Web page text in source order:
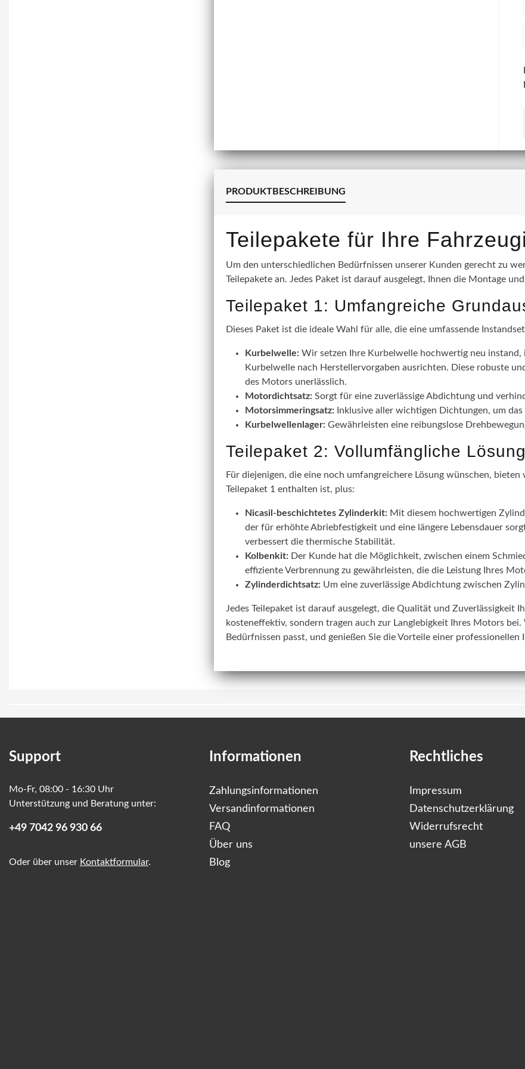
PRODUKTBESCHREIBUNG
Teilepakete für Ihre
Um den unterschiedlichen Bedürfnissen unserer Kunden gerecht zu
Teilepakete an. Jedes Paket ist darauf ausgelegt, Ihnen die Montage
Teilepaket 1: Umfangreiche
Dieses Paket ist die ideale Wahl für alle, die eine umfassende
Kurbelwelle: Wir setzen Ihre Kurbelwelle hochwertig neu
Kurbelwelle nach Herstellervorgaben ausrichten. Diese robuste
des Motors unerlässlich.
Motordichtsatz: Sorgt für eine zuverlässige Abdichtung und
Motorsimmeringsatz: Inklusive aller wichtigen Dichtungen, um
Kurbelwellenlager: Gewährleisten eine reibungslose
Teilepaket 2: Vollumfängliche Lösung
Für diejenigen, die eine noch umfangreichere Lösung wünschen,
Teilepaket 1 enthalten ist, plus:
Nicasil-beschichtetes Zylinderkit: Mit diesem hochwertigen
der für erhöhte Abriebfestigkeit und eine längere Lebensdauer
verbessert die thermische Stabilität.
Kolbenkit: Der Kunde hat die Möglichkeit, zwischen einem
effiziente Verbrennung zu gewährleisten, die die Leistung Ihres
Zylinderdichtsatz: Um eine zuverlässige Abdichtung zwischen
Jedes Teilepaket ist darauf ausgelegt, die Qualität und Zuverlässigkeit
kosteneffektiv, sondern tragen auch zur Langlebigkeit Ihres Motors bei.
Bedürfnissen passt, und genießen Sie die Vorteile einer professionellen
Support
Mo-Fr, 08:00 - 16:30 Uhr
Unterstützung und Beratung unter:
+49 7042 96 930 66
Oder über unser Kontaktformular.
Informationen
Zahlungsinformationen
Versandinformationen
FAQ
Über uns
Blog
Rechtliches
Impressum
Datenschutzerklärung
Widerrufsrecht
unsere AGB